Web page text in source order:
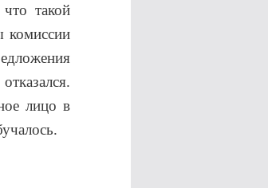
такой
комиссии
лицо в